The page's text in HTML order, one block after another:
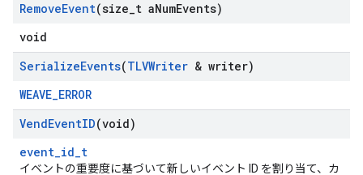
RemoveEvent(size t aNumEvents)
void
SerializeEvents(TLVWriter & writer)
WEAVE_ERROR
VendEventID(void)
event_id_t
イベントの重要度に基づいて新しいイベント ID を割り当て、カ